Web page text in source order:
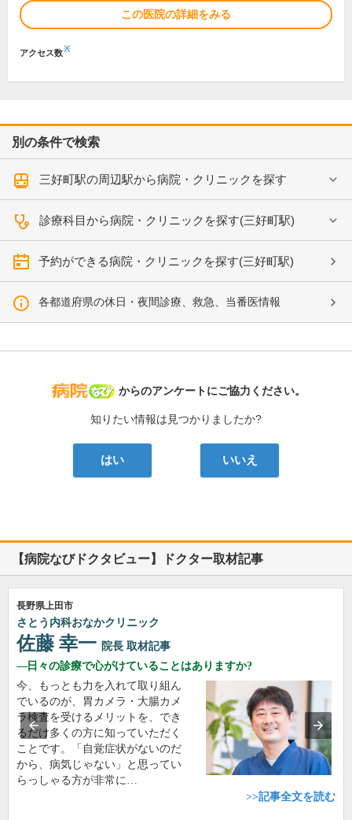
この医院の詳細をみる
アクセス数※
別の条件で検索
三好町駅の周辺駅から病院・クリニックを探す
診療科目から病院・クリニックを探す(三好町駅)
予約ができる病院・クリニックを探す(三好町駅)
各都道府県の休日・夜間診療、救急、当番医情報
病院なび
からのアンケートにご協力ください。
知りたい情報は見つかりましたか?
はい いいえ
【病院なびドクタビュー】ドクター取材記事
長野県上田市
さとう内科おなかクリニック
佐藤 幸一 院長 取材記事
日々の診療で心がけていることはありますか?
今、もっとも力を入れて取り組ん
でいるのが、胃カメラ・大腸カメ
ラ検査を受けるメリットを、でき
るだけ多くの方に知っていただく
ことです。「自覚症状がないのだ
から、病気じゃない」と思ってい
らっしゃる方が非常に…
>>記事全文を読む